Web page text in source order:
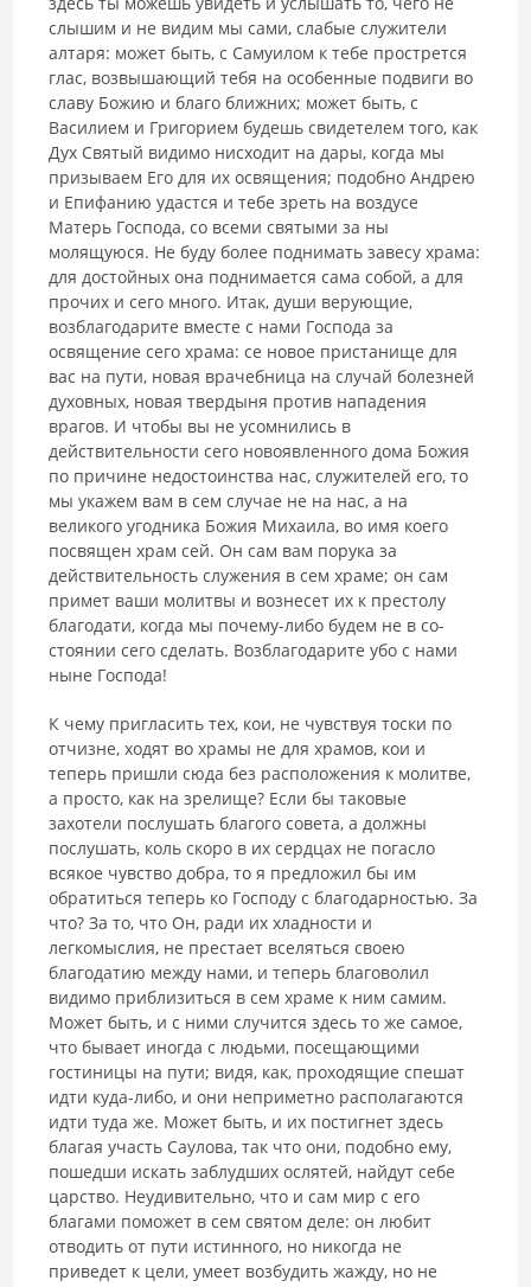
слышим и не видим мы сами, слабые служители
алтаря: может быть, с Самуилом к тебе прострется
глас, воз­вышающий тебя на особенные подвиги во
славу Божию и благо ближ­них; может быть, с
Василием и Григорием будешь свидетелем того, как
Дух Святый видимо нисходит на дары, когда мы
призываем Его для их освящения; подобно Андрею
и Епифанию удастся и тебе зреть на воздусе
Матерь Господа, со всеми святыми за ны
молящуюся. Не буду более поднимать завесу храма:
для достойных она поднимается сама собой, а для
прочих и сего много. Итак, души верующие,
возблагодарите вместе с нами Господа за
освящение сего храма: се новое пристанище для
вас на пути, новая врачебница на случай болезней
духовных, новая твердыня против нападения
врагов. И чтобы вы не усомнились в
действительности сего новоявленного дома Божия
по причине недостоинства нас, служите­лей его, то
мы укажем вам в сем случае не на нас, а на
великого угодника Божия Михаила, во имя коего
посвящен храм сей. Он сам вам порука за
действительность служения в сем храме; он сам
примет ваши молитвы и вознесет их к престолу
благодати, когда мы почему-либо будем не в со­
стоянии сего сделать. Возблагодарите убо с нами
ныне Господа!
К чему пригласить тех, кои, не чувствуя тоски по
отчизне, ходят во храмы не для храмов, кои и
теперь пришли сюда без расположения к молитве,
а просто, как на зрелище? Если бы таковые
захотели послу­шать благого совета, а должны
послушать, коль скоро в их сердцах не погасло
всякое чувство добра, то я предложил бы им
обратиться теперь ко Господу с благодарностью. За
что? За то, что Он, ради их хладности и
легкомыслия, не престает вселяться своею
благодатию между нами, и теперь благоволил
видимо приблизиться в сем храме к ним самим.
Мо­жет быть, и с ними случится здесь то же самое,
что бывает иногда с людьми, посещающими
гостиницы на пути; видя, как, проходящие спе­шат
идти куда-либо, и они неприметно располагаются
идти туда же. Может быть, и их постигнет здесь
благая участь Саулова, так что они, подобно ему,
пошедши искать заблудших ослятей, найдут себе
царство. Неудивительно, что и сам мир с его
благами поможет в сем святом деле: он любит
отводить от пути истинного, но никогда не
приведет к цели, умеет возбудить жажду, но не